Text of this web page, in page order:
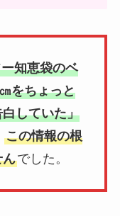
知恵袋のベ
をちょっと
していた」
この情報の根
んでした。